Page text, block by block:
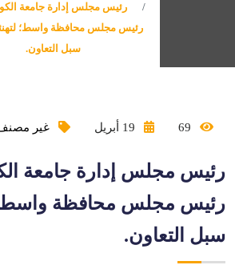
رئيس مجلس إدارة جامعة
رئيس مجلس محافظة واسط؛
سبل التعاون.
غير
رئيس مجلس إدارة جامعة
رئيس مجلس محافظة واسط؛
سبل التعاون.